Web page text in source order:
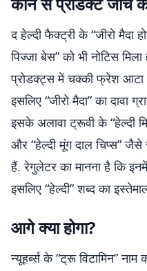
द हेल्दी फैक्ट्री के “जीरो मैदा
पिज्जा बेस” को भी नोटिस
प्रोडक्ट्स में चक्की फ्रेश आटा
इसलिए “जीरो मैदा” का दावा
इसके अलावा ट्रूवी के “हेल्दी
और “हेल्दी मूंग दाल चिप्स”
हैं. रेगुलेटर का मानना है कि
इसलिए “हेल्दी” शब्द का
आगे क्या होगा?
न्यूहर्ब्स के “ट्रू विटामिन”